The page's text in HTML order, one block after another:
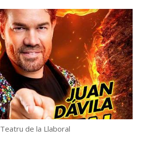
Teatru de la Llaboral